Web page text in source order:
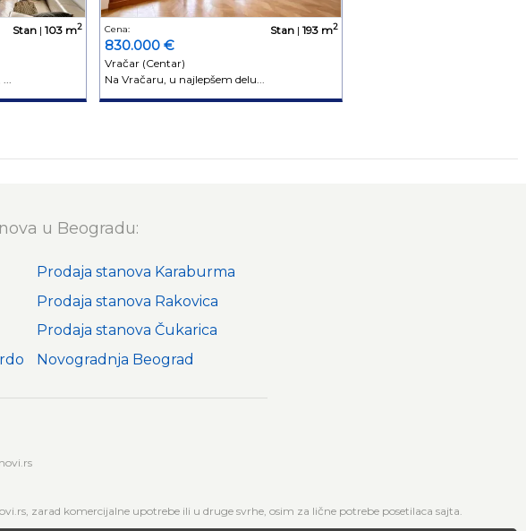
Stan| 103 m2 Cena:
830.000 €
Stan| 193 m2
Vračar (Centar)
Na Vračaru, u najlepšem delu...
u Beogradu:
Prodaja stanova Karaburma
Prodaja stanova Rakovica
Prodaja stanova Čukarica
Novogradnja Beograd
zarad komercijalne upotrebe ili u druge svrhe, osim za lične potrebe posetilaca sajta.